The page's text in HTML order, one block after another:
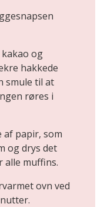
kakao og
hakkede
smule til at
røres i
af papir, som
og drys det
alle muffins.
ovn ved